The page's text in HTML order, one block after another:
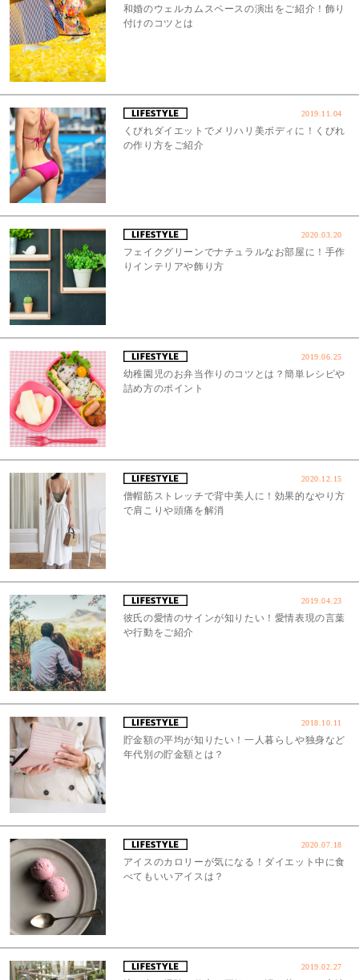
和婚のウェルカムスペースの演出をご紹介！飾り
付けのコツとは
2019.11.04
くびれダイエットでメリハリ美ボディに！くびれ
の作り方をご紹介
2020.03.20
フェイクグリーンでナチュラルなお部屋に！手作
りインテリアや飾り方
2019.06.25
幼稚園児のお弁当作りのコツとは？簡単レシピや
詰め方のポイント
2020.12.15
僧帽筋ストレッチで背中美人に！効果的なやり方
で肩こりや頭痛を解消
2019.04.23
彼氏の愛情のサインが知りたい！愛情表現の言葉
や行動をご紹介
2018.10.11
貯金額の平均が知りたい！一人暮らしや独身など
年代別の貯金額とは？
2020.07.18
アイスのカロリーが気になる！ダイエット中に食
べてもいいアイスは？
2019.02.27